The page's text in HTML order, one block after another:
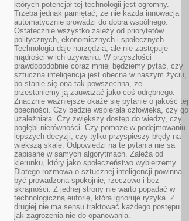
których potencjał tej technologii jest ogromny.
Trzeba jednak pamiętać, że nie każda innowacja
automatycznie prowadzi do dobra wspólnego.
Ostatecznie wszystko zależy od priorytetów
politycznych, ekonomicznych i społecznych.
Technologia daje narzędzia, ale nie zastępuje
mądrości w ich używaniu. W przyszłości
prawdopodobnie coraz mniej będziemy pytać, czy
sztuczna inteligencja jest obecna w naszym życiu,
bo stanie się ona tak powszechna, że
przestaniemy ją zauważać jako coś odrębnego.
Znacznie ważniejsze okaże się pytanie o jakość tej
obecności. Czy będzie wspierała człowieka, czy go
uzależniała. Czy zwiększy dostęp do wiedzy, czy
pogłębi nierówności. Czy pomoże w podejmowaniu
lepszych decyzji, czy tylko przyspieszy błędy na
większą skalę. Odpowiedzi na te pytania nie są
zapisane w samych algorytmach. Zależą od
kierunku, który jako społeczeństwo wybierzemy.
Dlatego rozmowa o sztucznej inteligencji powinna
być prowadzona spokojnie, rzeczowo i bez
skrajności. Z jednej strony nie warto popadać w
technologiczną euforię, która ignoruje ryzyka. Z
drugiej nie ma sensu traktować każdego postępu
jak zagrożenia nie do opanowania.